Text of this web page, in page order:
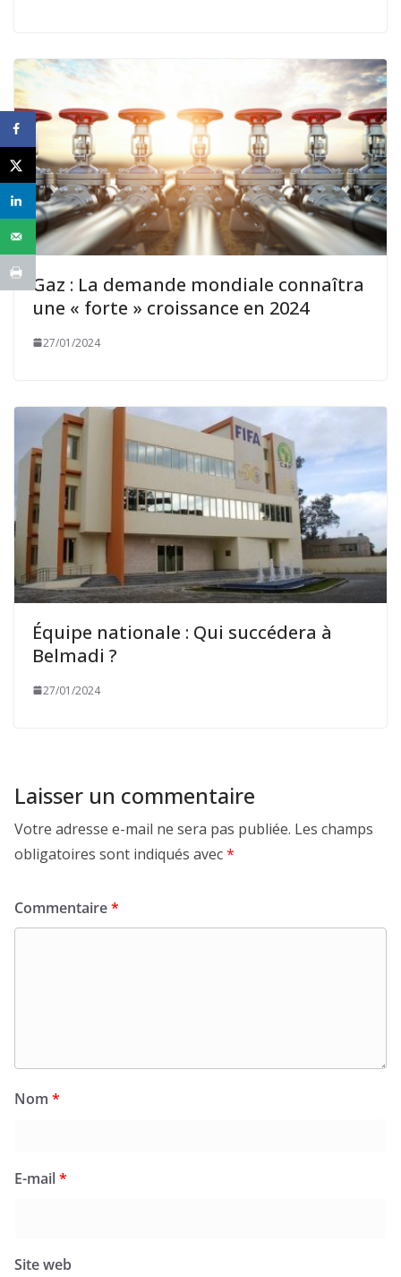
Gaz : La demande mondiale connaîtra
une « forte » croissance en 2024
27/01/2024
Équipe nationale : Qui succédera à
Belmadi ?
27/01/2024
Laisser un commentaire
Votre adresse e-mail ne sera pas publiée. Les champs
obligatoires sont indiqués avec*
Commentaire*
Nom *
E-mail*
Site web